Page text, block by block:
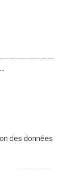
des données